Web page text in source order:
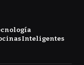
Inteligentes